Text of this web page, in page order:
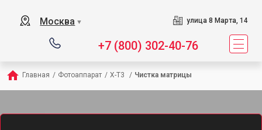
Москва ▼ улица 8 Марта, 14
+7 (800) 302-40-76
Главная / Фотоаппарат / X-T3 / Чистка матрицы